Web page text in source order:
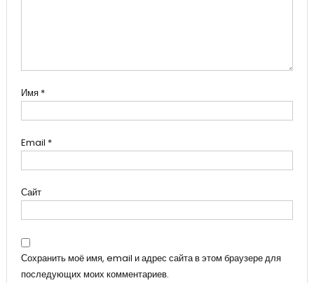
Имя *
Email *
Сайт
Сохранить моё имя, email и адрес сайта в этом браузере для
последующих моих комментариев.